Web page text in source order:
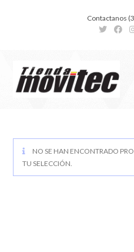
Contactanos
NO SE HAN ENCONTRADO
TU SELECCIÓN.